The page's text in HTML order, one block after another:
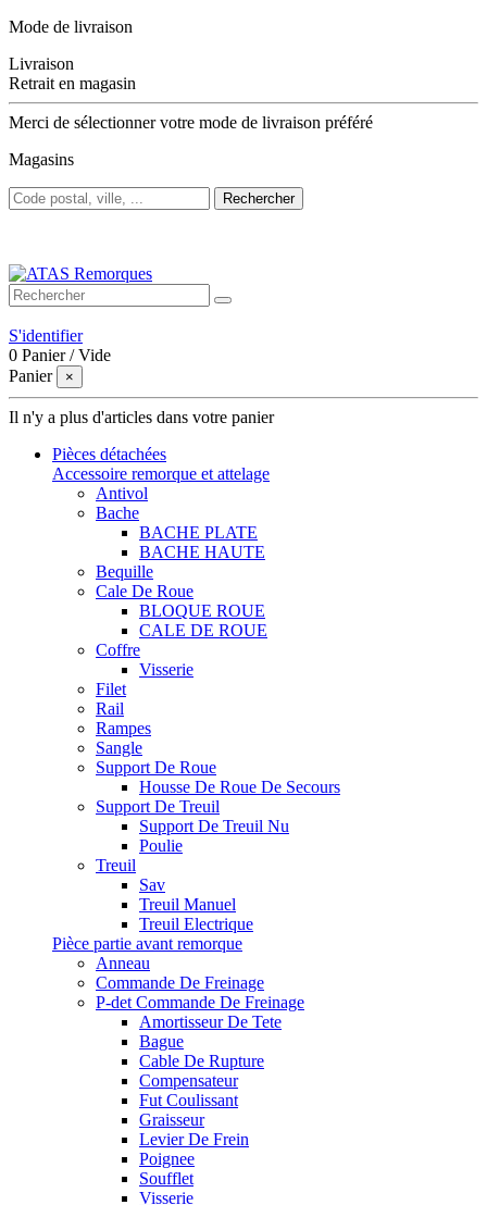
Mode de livraison
Livraison
Retrait en magasin
Merci de sélectionner votre mode de livraison préféré
Magasins
Rechercher
S'identifier
0 Panier /Vide
Panier
×
Il n'y a plus d'articles dans votre panier
Pièces détachées
Accessoire remorque et attelage
Antivol
Bache
BACHE PLATE
BACHE HAUTE
Bequille
Cale De Roue
BLOQUE ROUE
CALE DE ROUE
Coffre
Visserie
Filet
Rail
Rampes
Sangle
Support De Roue
Housse De Roue De Secours
Support De Treuil
Support De Treuil Nu
Poulie
Treuil
Sav
Treuil Manuel
Treuil Electrique
Pièce partie avant remorque
Anneau
Commande De Freinage
P-det Commande De Freinage
Amortisseur De Tete
Bague
Cable De Rupture
Compensateur
Fut Coulissant
Graisseur
Levier De Frein
Poignee
Soufflet
Visserie